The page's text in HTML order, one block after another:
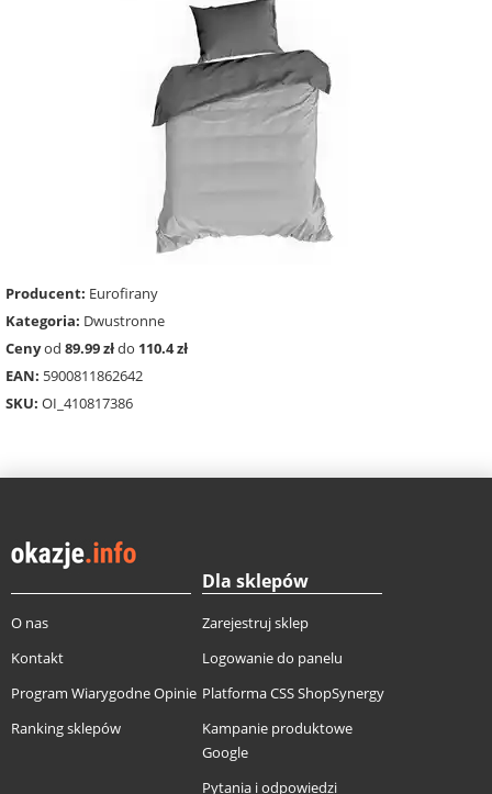
Producent: Eurofirany
Kategoria: Dwustronne
Cenyod 89.99 złdo 110.4 zł
EAN: 5900811862642
SKU: OI_410817386
O nas
Kontakt
Program Wiarygodne Opinie
Ranking sklepów
Dla sklepów
Zarejestruj sklep
Logowanie do panelu
Platforma CSS ShopSynergy
Kampanie produktowe
Google
Pytania i odpowiedzi